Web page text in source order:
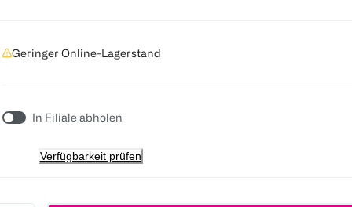
Geringer Online-Lagerstand
In Filiale abholen
Verfügbarkeit prüfen